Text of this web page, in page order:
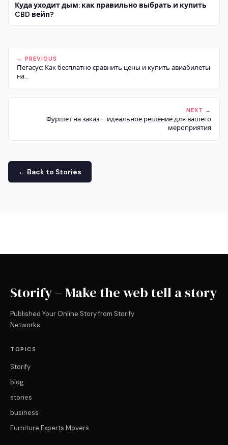
Куда уходит дым: как правильно выбрать и купить
CBD вейп?
← PREVIOUS
Пегасус: Как бесплатно сравнить цены и купить авиабилеты
на...
NEXT →
Фуршет на заказ – идеальное решение для вашего
мероприятия
← Back to Stories
Storify – Make the web tell a story
Published Your Online Story from Storify
Networks
TOPICS
Storify
blog
stories
business
Furniture Experts Movers